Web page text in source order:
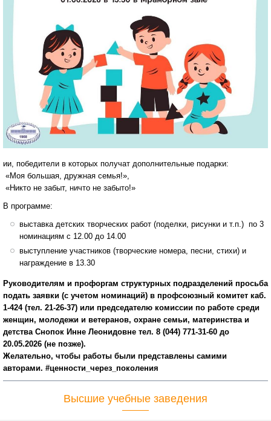
ии, победители в которых получат дополнительные подарки:
«Моя большая, дружная семья!»,
«Никто не забыт, ничто не забыто!»
В программе:
выставка детских творческих работ (поделки, рисунки и т.п.) по 3
номинациям с 12.00 до 14.00
выступление участников (творческие номера, песни, стихи) и
награждение в 13.30
Руководителям и профоргам структурных подразделений просьба
подать заявки (с учетом номинаций) в профсоюзный комитет каб.
1-424 (тел. 21-26-37) или председателю комиссии по работе среди
женщин, молодежи и ветеранов, охране семьи, материнства и
детства Снопок Инне Леонидовне тел. 8 (044) 771-31-60 до
20.05.2026 (не позже).
Желательно, чтобы работы были представлены самими
авторами. #ценности_через_поколения
Высшие учебные заведения